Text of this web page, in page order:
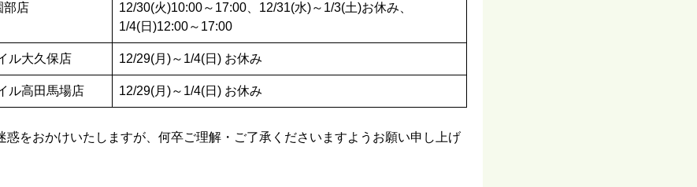
部店
12/30(火)10:00～17:00、12/31(水)～1/3(土)お休み、
1/4(日)12:00～17:00
ル大久保店 12/29(月)～1/4(日) お休み
ル高田馬場店 12/29(月)～1/4(日) お休み
惑をおかけいたしますが、何卒ご理解・ご了承くださいますようお願い申し上げ